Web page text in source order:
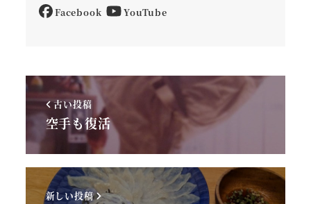
Facebook YouTube
古い投稿
空手も復活
新しい投稿